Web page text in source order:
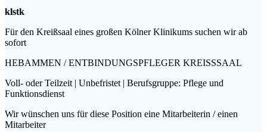
klstk
Für den Kreißsaal eines großen Kölner Klinikums suchen wir ab
sofort
HEBAMMEN / ENTBINDUNGSPFLEGER KREISSSAAL
Voll- oder Teilzeit | Unbefristet | Berufsgruppe: Pflege und
Funktionsdienst
Wir wünschen uns für diese Position eine Mitarbeiterin / einen
Mitarbeiter